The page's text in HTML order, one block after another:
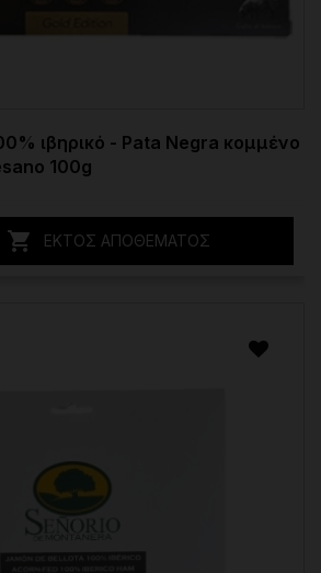
ιβηρικό - Pata Negra κομμένο
100g
 ΕΚΤΌΣ ΑΠΟΘΈΜΑΤΟΣ